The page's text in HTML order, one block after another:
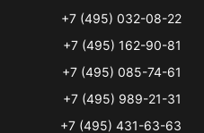
+7 (495) 032-08-22
+7 (495) 162-90-81
+7 (495) 085-74-61
+7 (495) 989-21-31
+7 (495) 431-63-63